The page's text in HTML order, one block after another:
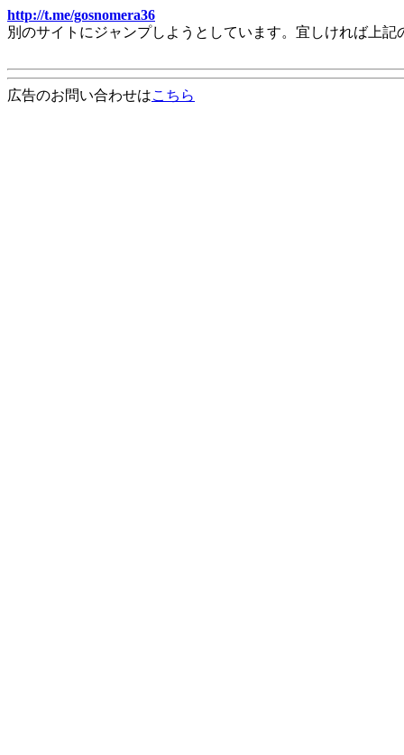
http://t.me/gosnomera36
別のサイトにジャンプしようとしています。宜しければ上
広告のお問い合わせはこちら